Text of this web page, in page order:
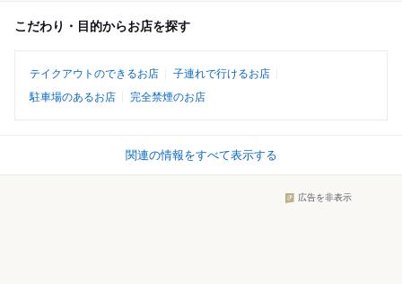
こだわり・目的からお店を探す
テイクアウトのできるお店
子連れで行けるお店
駐車場のあるお店
完全禁煙のお店
関連の情報をすべて表示する
広告を非表示